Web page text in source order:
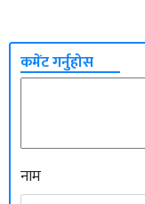
कमेंट गर्नुहोस
नाम